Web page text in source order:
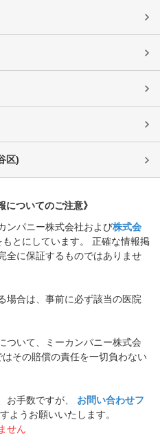
区)
についてのご注意》
ンパニー株式会社および株式会
とにしています。 正確な情報掲
全に保証するものではありませ
場合は、事前に必ず該当の医院
ついて、ミーカンパニー株式会
はその賠償の責任を一切負わない
手数ですが、
お問い合わせフ
ようお願いいたします。
せん